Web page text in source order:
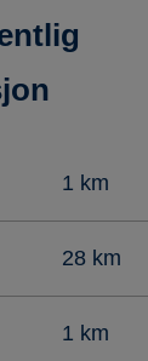
1 km
28 km
1 km